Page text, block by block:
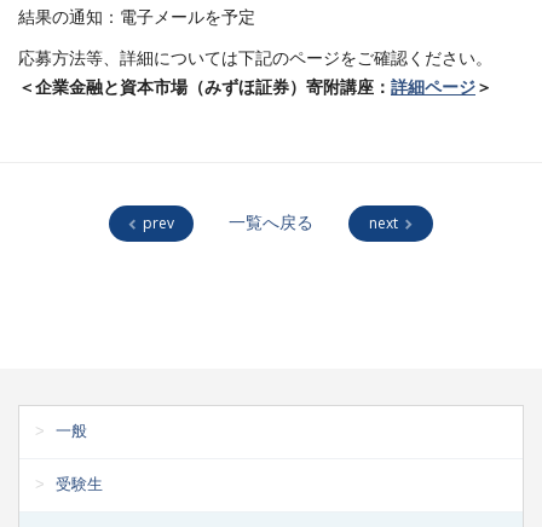
結果の通知：電子メールを予定
応募方法等、詳細については下記のページをご確認ください。
＜企業金融と資本市場（みずほ証券）寄附講座： 詳細ページ＞
prev 一覧へ戻る next
一般
受験生